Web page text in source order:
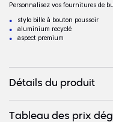
Personnalisez vos fournitures de
stylo bille à bouton poussoir
aluminium recyclé
aspect premium
Détails du produit
Tableau des prix